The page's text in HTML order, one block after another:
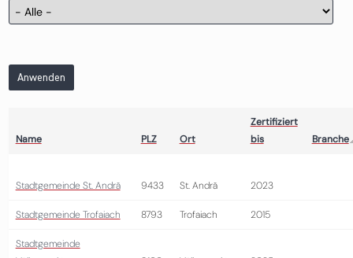
Anwenden
Name PLZ Ort
Zertifiziert
bis
Branche
Stadtgemeinde St. Andrä 9433 St. Andrä 2023
Stadtgemeinde Trofaiach 8793 Trofaiach 2015
Stadtgemeinde